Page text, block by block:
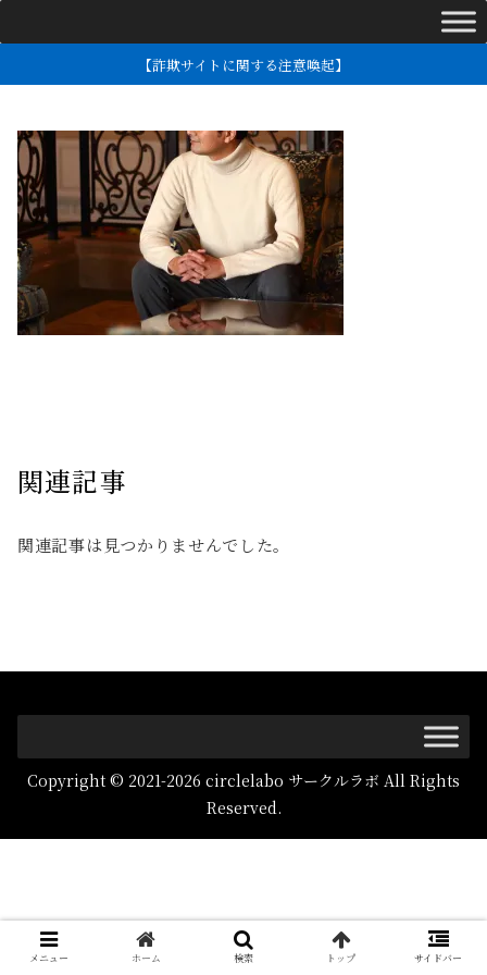
【詐欺サイトに関する注意喚起】
関連記事
関連記事は見つかりませんでした。
Copyright © 2021-2026 circlelabo サークルラボ All Rights
Reserved.
メニュー ホーム 検索 トップ サイドバー